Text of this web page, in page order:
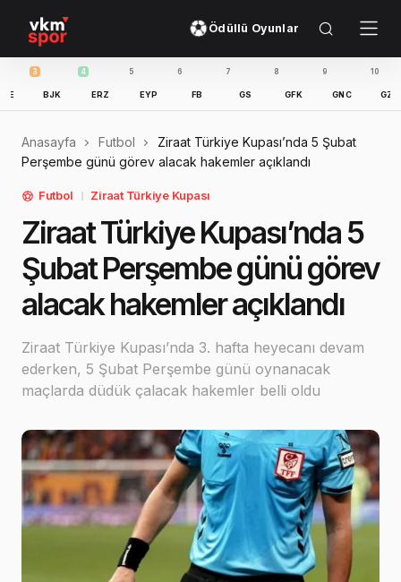
Ödüllü Oyunlar
BJK ERZ EYP FB GFK GNC GZT
Anasayfa Futbol
Ziraat Türkiye Kupası’nda 5 Şubat
Perşembe günü görev alacak hakemler açıklandı
Futbol Ziraat Türkiye Kupası
Ziraat Türkiye Kupası’nda 5
Şubat Perşembe günü görev
alacak hakemler açıklandı
Ziraat Türkiye Kupası’nda 3. hafta heyecanı devam
ederken, 5 Şubat Perşembe günü oynanacak
maçlarda düdük çalacak hakemler belli oldu